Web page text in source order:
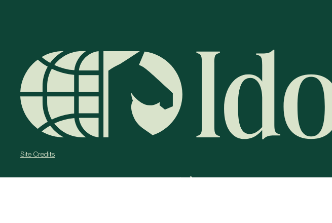
グローバルニ
Site Credits